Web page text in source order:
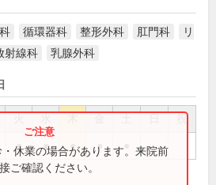
循環器科 整形外科 肛門科
リ
射線科 乳腺外科
祝
● ● ● ●
休業の場合があります。来院前
ご確認ください。